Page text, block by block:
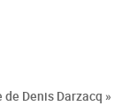
de Denis Darzacq »